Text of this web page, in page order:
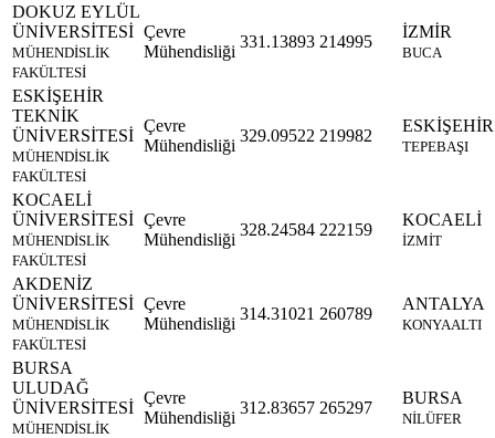
DOKUZ EYLÜL
ÜNİVERSİTESİ
MÜHENDİSLİK
FAKÜLTESİ
Çevre
Mühendisliği
331.13893 214995
İZMİR
BUCA
ESKİŞEHİR
TEKNİK
ÜNİVERSİTESİ
MÜHENDİSLİK
FAKÜLTESİ
Çevre
Mühendisliği
329.09522 219982
ESKİŞEHİR
TEPEBAŞI
KOCAELİ
ÜNİVERSİTESİ
MÜHENDİSLİK
FAKÜLTESİ
Çevre
Mühendisliği
328.24584 222159
KOCAELİ
İZMİT
AKDENİZ
ÜNİVERSİTESİ
MÜHENDİSLİK
FAKÜLTESİ
Çevre
Mühendisliği
314.31021 260789
ANTALYA
KONYAALTI
BURSA
ULUDAĞ
ÜNİVERSİTESİ
MÜHENDİSLİK
Çevre
Mühendisliği
312.83657 265297
BURSA
NİLÜFER